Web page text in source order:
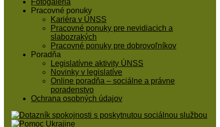
Fotogaléria
Pracovné ponuky
Kariéra v ÚNSS
Pracovné ponuky pre nevidiacich a
slabozrakých
Pracovné ponuky pre dobrovoľníkov
Poradňa
Legislatívne aktivity ÚNSS
Novinky v legislatíve
Online poradňa – sociálne a právne
poradenstvo
Ochrana osobných údajov